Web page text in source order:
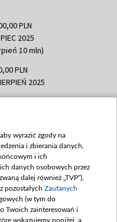
PLN
2025
10 mln)
PLN
2025
PLN
350
PLN
2025
PLN
wyrazić zgody na
i zbierania danych,
i ich
danych osobowych przez
dalej również „TVP”),
pozostałych Zaufanych
(w tym do
Twoich zainteresowań i
wskazujemy poniżej, a